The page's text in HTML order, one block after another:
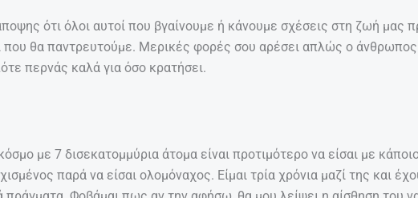
ότι όλοι αυτοί που βγαίνουμε ή κάνουμε σχέσεις στη ζωή μας
που θα παντρευτούμε. Μερικές φορές σου αρέσει απλώς ο
περνάς καλά για όσο κρατήσει.
με 7 δισεκατομμύρια άτομα είναι προτιμότερο να είσαι με
παρά να είσαι ολομόναχος. Είμαι τρία χρόνια μαζί της και